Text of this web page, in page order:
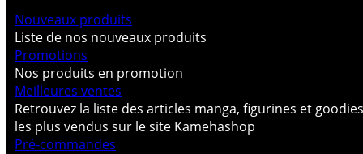
Nouveaux produits
Liste de nos nouveaux produits
Promotions
Nos produits en promotion
Meilleures ventes
Retrouvez la liste des articles manga, figurines et goodies
les plus vendus sur le site Kamehashop
Pré-commandes